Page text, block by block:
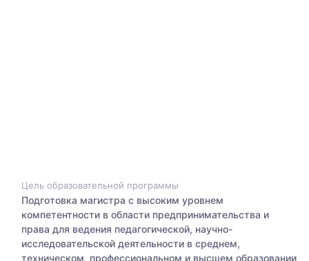
Цель образовательной программы
Подготовка магистра с высоким уровнем
компетентности в области предпринимательства и
права для ведения педагогической, научно-
исследовательской деятельности в среднем,
техническом, профессиональном и высшем образовании